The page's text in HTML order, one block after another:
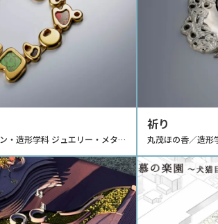
・造形学科 ジュエリー・メタル
祈り
丸茂ほの香／造形